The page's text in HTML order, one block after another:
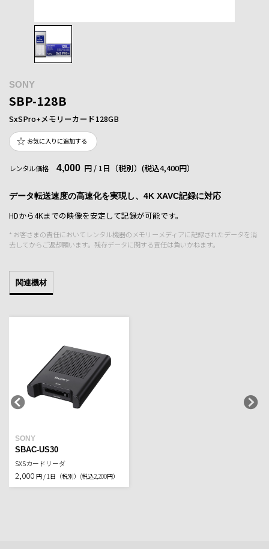
SONY
SBP-128B
SxSPro+メモリーカード128GB
お気に入りに追加する
レンタル価格 4,000 円 / 1日（税別） (税込4,400円）
データ転送速度の高速化を実現し、4K XAVC記録に対応
HDから4Kまでの映像を安定して記録が可能です。
* お客さまの責任においてレンタル機器のメモリーメディアに記録されたデータを消
去してからご返却願います。残存データに関する責任は負いかねます。
関連機材
SONY
SBAC-US30
SXSカードリーダ
2,000 円 / 1日（税別） (税込2,200円）